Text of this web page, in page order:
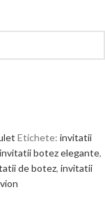
Etichete: invitatii
invitatii botez elegante,
de botez, invitatii